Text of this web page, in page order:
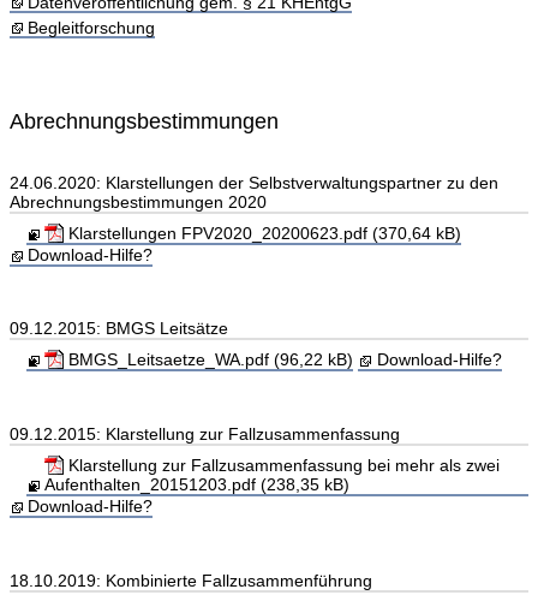
Begleitforschung
Abrechnungsbestimmungen
24.06.2020: Klarstellungen der Selbstverwaltungspartner zu den
Abrechnungsbestimmungen 2020
Klarstellungen FPV2020_20200623.pdf (370,64 kB)
Download-Hilfe?
09.12.2015: BMGS Leitsätze
BMGS_Leitsaetze_WA.pdf (96,22 kB)
Download-Hilfe?
09.12.2015: Klarstellung zur Fallzusammenfassung
Klarstellung zur Fallzusammenfassung bei mehr als zwei
Aufenthalten_20151203.pdf (238,35 kB)
Download-Hilfe?
18.10.2019: Kombinierte Fallzusammenführung